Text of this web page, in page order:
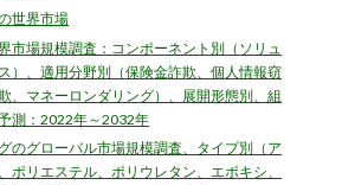
世界市場
市場規模調査：コンポーネント別（ソリュ
）、適用分野別（保険金詐欺、個人情報窃
、マネーロンダリング）、展開形態別、組
測：2022年～2032年
のグローバル市場規模調査、タイプ別（ア
ポリエステル、ポリウレタン、エポキシ、